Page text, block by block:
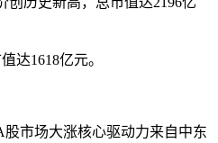
达1618亿元。
股市场大涨核心驱动力来自中东